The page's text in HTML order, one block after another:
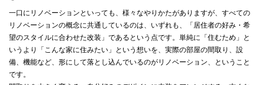
一口にリノベーションといっても、様々なやりかたがありますが、すべての
リノベーションの概念に共通しているのは、いずれも、「居住者の好み・希
望のスタイルに合わせた改装」であるという点です。単純に「住むため」と
いうより「こんな家に住みたい」という想いを、実際の部屋の間取り、設
備、機能など、形にして落とし込んでいるのがリノベーション、ということ
です。